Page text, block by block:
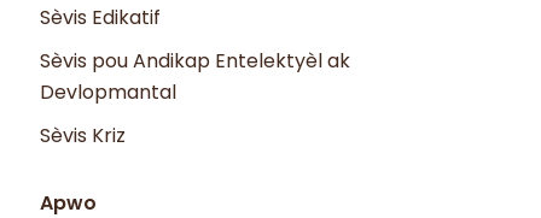
Sèvis Edikatif
Sèvis pou Andikap Entelektyèl ak
Devlopmantal
Sèvis Kriz
Apwo